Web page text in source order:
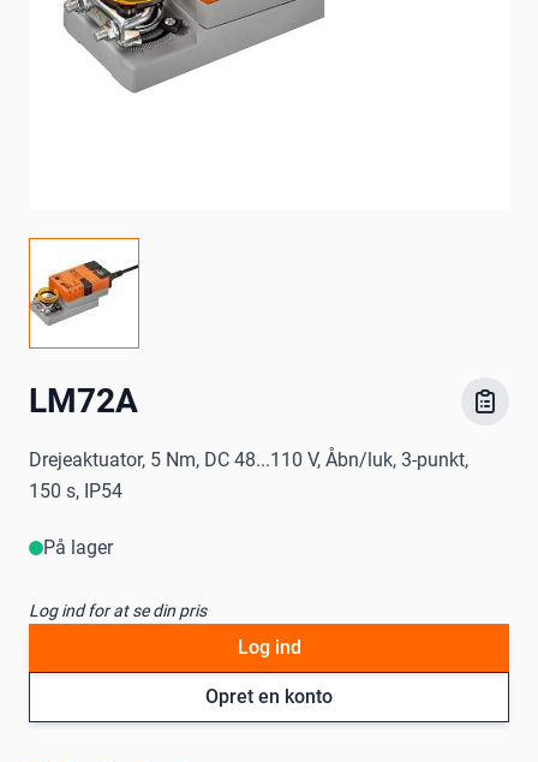
LM72A
Drejeaktuator, 5 Nm, DC 48...110 V, Åbn/luk, 3-punkt,
150 s, IP54
På lager
Log ind for at se din pris
Opret en konto
Log ind